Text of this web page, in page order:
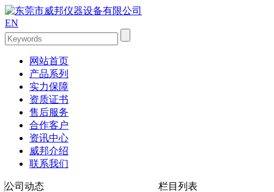
EN
网站首页
产品系列
实力保障
资质证书
售后服务
合作客户
资讯中心
威邦介绍
联系我们
公司动态 栏目列表